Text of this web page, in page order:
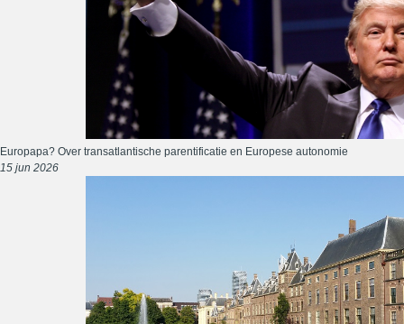
Europapa? Over transatlantische parentificatie en Europese autonomie
15 jun 2026